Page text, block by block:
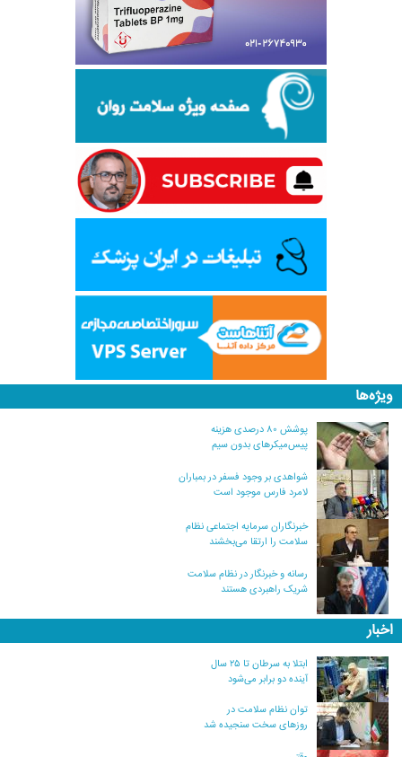
ویژه‌ها
پوشش ۸۰ درصدی هزینه
پیس‌میکرهای بدون سیم
شواهدی بر وجود فسفر در بمباران
لامرد فارس موجود است
خبرنگاران سرمایه اجتماعی نظام
سلامت را ارتقا می‌بخشند
رسانه و خبرنگار در نظام سلامت
شریک راهبردی هستند
اخبار
ابتلا به سرطان تا ۲۵ سال
آینده دو برابر می‌شود
توان نظام سلامت در
روزهای سخت سنجیده شد